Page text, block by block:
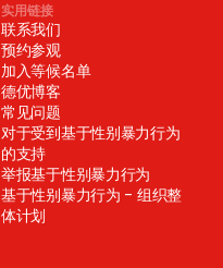
实用链接
联系我们
预约参观
加入等候名单
德优博客
常见问题
对于受到基于性别暴力行为
的支持
举报基于性别暴力行为
基于性别暴力行为 - 组织整
体计划